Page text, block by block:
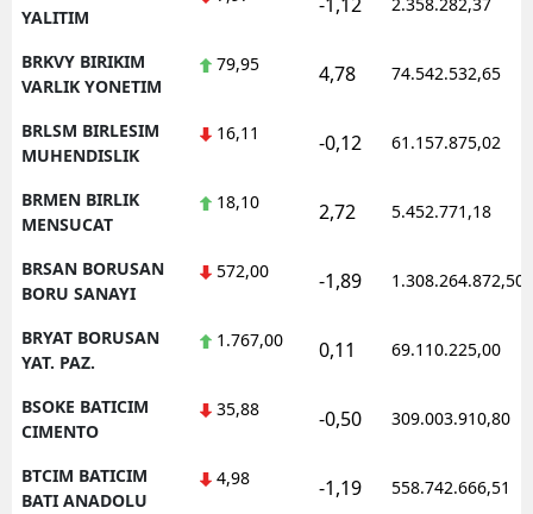
YALITIM
BRKVY BIRIKIM
VARLIK YONETIM
79,95 4,78 74.542.532,65
BRLSM BIRLESIM
MUHENDISLIK
16,11 -0,12 61.157.875,02
BRMEN BIRLIK
MENSUCAT
18,10 2,72 5.452.771,18
BRSAN BORUSAN
BORU SANAYI
572,00 -1,89 1.308.264.872,50
BRYAT BORUSAN
YAT. PAZ.
1.767,00 0,11 69.110.225,00
BSOKE BATICIM
CIMENTO
35,88 -0,50 309.003.910,80
BTCIM BATICIM
BATI ANADOLU
4,98 -1,19 558.742.666,51